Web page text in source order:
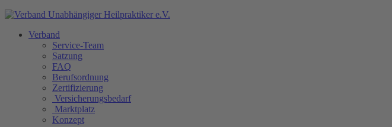
Verband
Service-Team
Satzung
FAQ
Berufsordnung
Zertifizierung
Versicherungsbedarf
Marktplatz
Konzept